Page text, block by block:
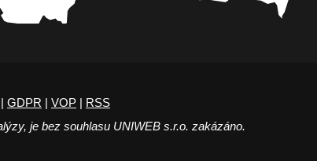
GDPR | VOP | RSS
je bez souhlasu UNIWEB s.r.o. zakázáno.